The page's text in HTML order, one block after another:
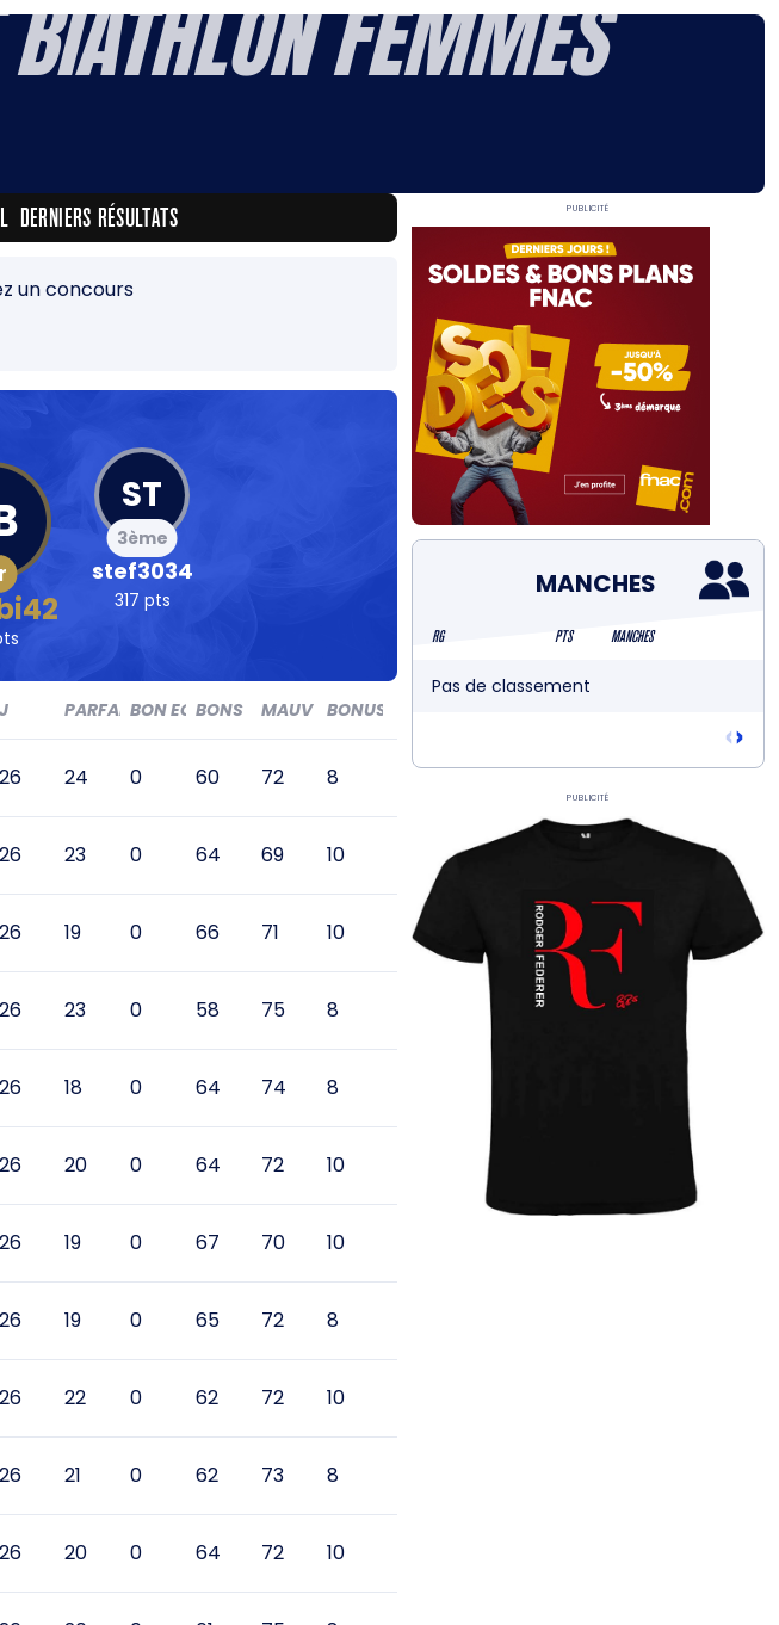
FEMMES
DERNIERS RÉSULTATS
un concours
ST
stef3034
3ème
317 pts
J PARFAITBON EC BONS MAUV BONUS
26 24 0 60 72 8
26 23 0 64 69 10
26 19 0 66 71 10
26 23 0 58 75 8
26 18 0 64 74 8
26 20 0 64 72 10
26 19 0 67 70 10
26 19 0 65 72 8
26 22 0 62 72 10
26 21 0 62 73 8
26 20 0 64 72 10
Publicité
MANCHES
RG PTS MANCHES
Pas de classement
‹›
Publicité